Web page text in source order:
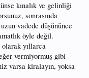
kınalık ve gelinliği
sonrasında
vadede düşününce
öyle değil.
olarak yıllarca
vermiyormuş gibi
varsa kiralayın, yoksa